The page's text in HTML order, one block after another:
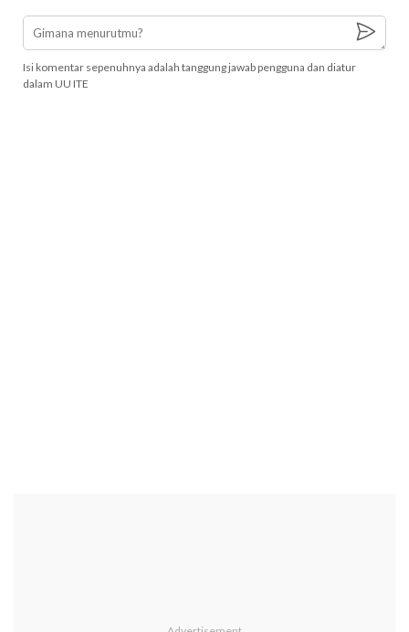
Isi komentar sepenuhnya adalah tanggung jawab pengguna dan diatur
dalam UU ITE